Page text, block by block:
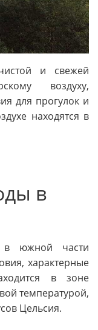
и свежей
воздуху,
для прогулок и
находятся в
в
в южной части
характерные
в зоне
температурой,
Цельсия.